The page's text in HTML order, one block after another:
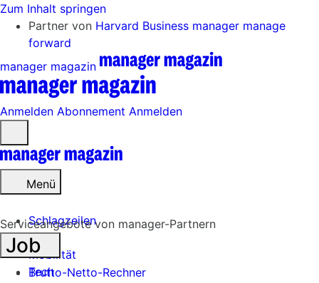
Zum Inhalt springen
Partner von Harvard Business manager manage
forward
manager magazin
Anmelden Abonnement Anmelden
öffnen
Menü
Schlagzeilen
Mobilität
Tech
Serviceangebote von manager-Partnern
Job
Brutto-Netto-Rechner